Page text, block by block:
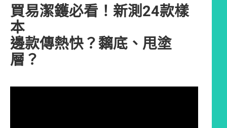
買易潔鑊必看！新測24款樣
本
邊款傳熱快？黐底、甩塗
層？